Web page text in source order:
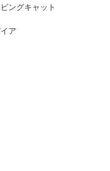
ングキャット
ア